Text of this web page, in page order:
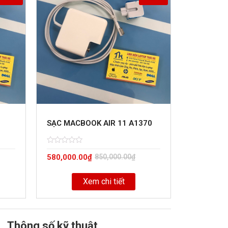
SẠC MACBOOK AIR 11 A1370
0
850,000.00₫
580,000.00₫
Xem chi tiết